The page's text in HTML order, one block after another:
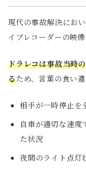
現代の事故解決にお
イブレコーダーの映像
ドラレコは事故当時
るため、言葉の食い
相手が一時停止を
自車が適切な速度
た状況
夜間のライト点灯